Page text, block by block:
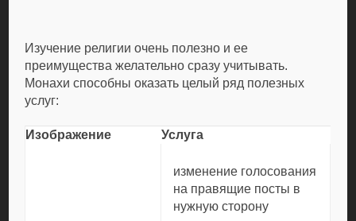
Изучение религии очень полезно и ее
преимущества желательно сразу учитывать.
Монахи способны оказать целый ряд полезных
услуг:
Изображение Услуга
изменение голосования
на правящие посты в
нужную сторону